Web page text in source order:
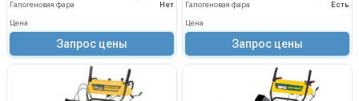
Галогеновая фара
Нет
Цена
Запрос цены
Галогеновая фара
Есть
Цена
Запрос цены